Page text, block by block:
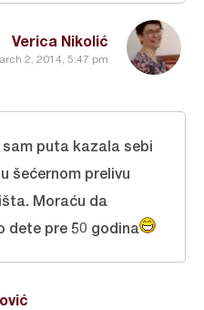
Verica Nikolić
2, 2014, 5:47 pm
puta kazala sebi
šećernom prelivu
Moraću da
dete pre 50 godina